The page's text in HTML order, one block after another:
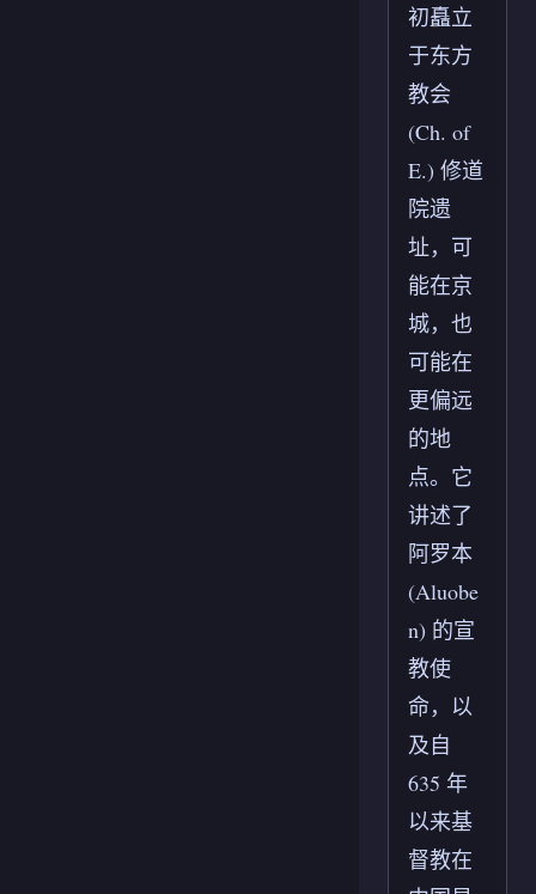
初矗立
于东方
教会
(Ch. of
E.) 修道
院遗
址，可
能在京
城，也
可能在
更偏远
的地
点。它
讲述了
阿罗本
(Aluobe
n) 的宣
教使
命，以
及自
635 年
以来基
督教在